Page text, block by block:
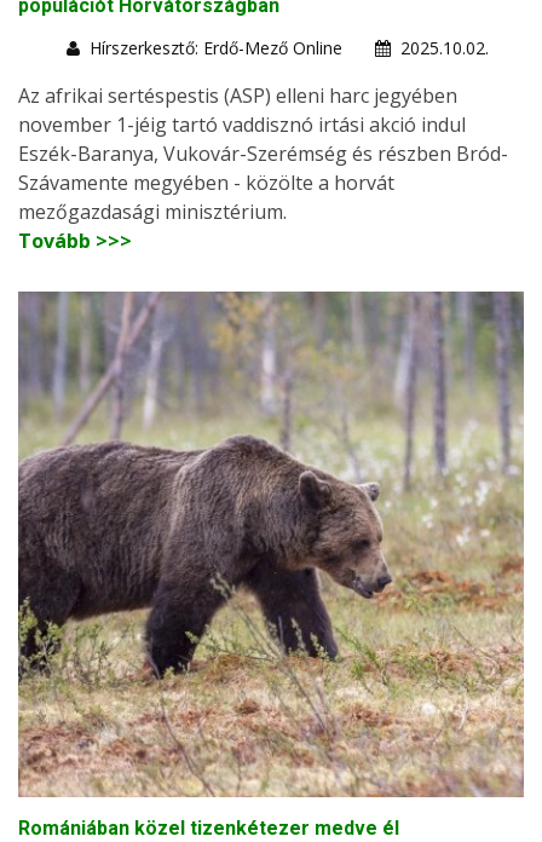
populációt Horvátországban
Hírszerkesztő: Erdő-Mező Online
2025.10.02.
Az afrikai sertéspestis (ASP) elleni harc jegyében
november 1-jéig tartó vaddisznó irtási akció indul
Eszék-Baranya, Vukovár-Szerémség és részben Bród-
Szávamente megyében - közölte a horvát
mezőgazdasági minisztérium.
Tovább >>>
Romániában közel tizenkétezer medve él